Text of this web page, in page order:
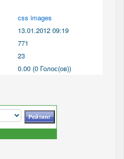
css images
13.01.2012 09:19
771
23
0.00 (0 Голос(ов))